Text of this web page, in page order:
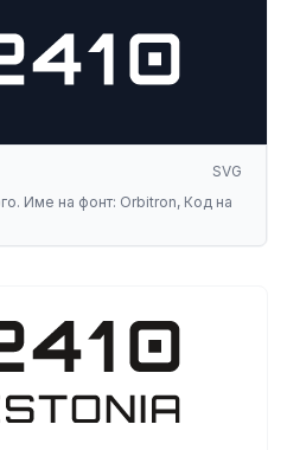
SVG
Име на фонт: Orbitron, Код на